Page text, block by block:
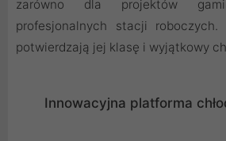
zarówno dla projektów
profesjonalnych stacji roboczych.
potwierdzają jej klasę i wyjątkowy
Innowacyjna platforma